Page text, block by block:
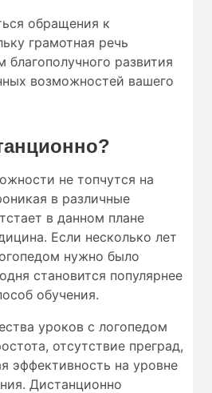
обращения к
грамотная речь
благополучного развития
возможностей вашего
не топчутся на
в различные
в данном плане
Если несколько лет
нужно было
становится популярнее
обучения.
уроков с логопедом
отсутствие преград,
эффективность на уровне
Дистанционно